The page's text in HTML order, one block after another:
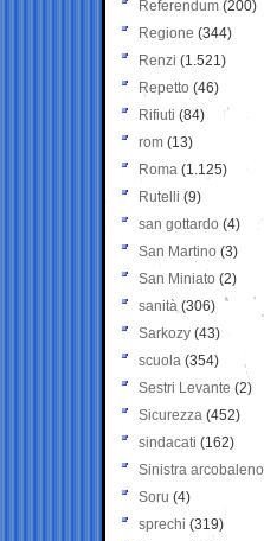
Referendum (200)
Regione (344)
Renzi (1.521)
Repetto (46)
Rifiuti (84)
rom (13)
Roma (1.125)
Rutelli (9)
san gottardo (4)
San Martino (3)
San Miniato (2)
sanità (306)
Sarkozy (43)
scuola (354)
Sestri Levante (2)
Sicurezza (452)
sindacati (162)
Sinistra arcobaleno
Soru (4)
sprechi (319)